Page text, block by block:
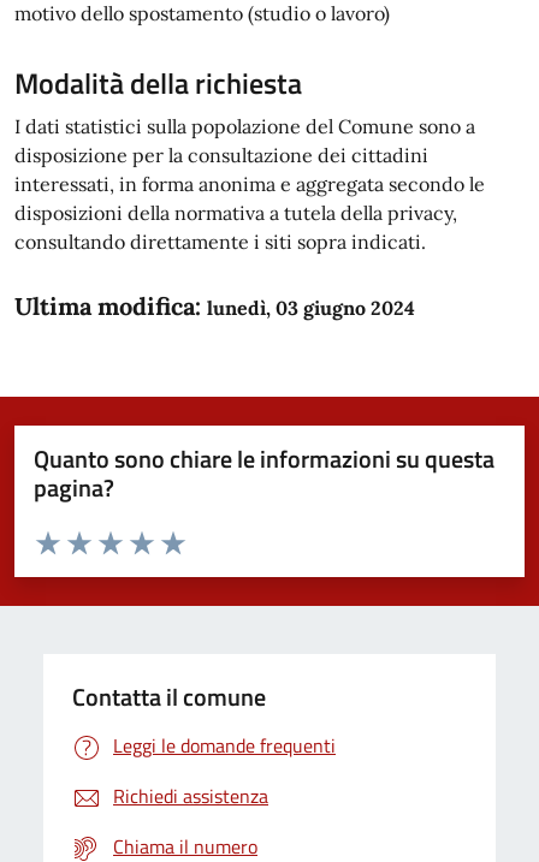
motivo dello spostamento (studio o lavoro)
Modalità della richiesta
I dati statistici sulla popolazione del Comune sono a
disposizione per la consultazione dei cittadini
interessati, in forma anonima e aggregata secondo le
disposizioni della normativa a tutela della privacy,
consultando direttamente i siti sopra indicati.
Ultima modifica: lunedì, 03 giugno 2024
Quanto sono chiare le informazioni su questa
pagina?
Domanda
Valuta da 1 a 5 stelle la pagina
Valuta 5 stelle su 5
Valuta 4 stelle su 5
Valuta 3 stelle su 5
Valuta 2 stelle su 5
Valuta 1 stelle su 5
Contatta il comune
Leggi le domande frequenti
Richiedi assistenza
Chiama il numero